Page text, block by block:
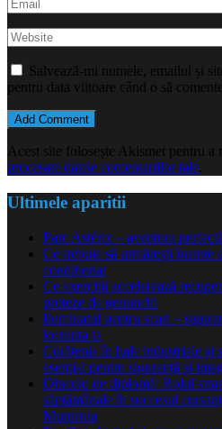
Salvează-mi numele, emailul și
pentru data viitoare când o să
Acest site folosește Akismet pentru a
procesate datele comentariilor tale
Ultimele aparitii
Parc Astérix – aventura
Ce trebuie să urmărești înainte
condiționat
Ce exerciții accelerează
proteze de genunchi
Iluminatul pentru scari –
locuinta ta
Curățenia în hale industriale și
esențial pentru siguranță și
Dincolo de diplomă: Rolul
săptămânale în succesul
Muntenia